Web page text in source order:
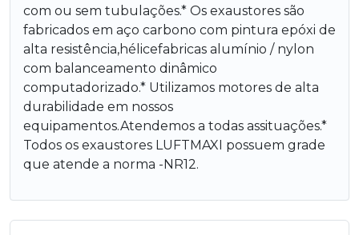
com ou sem tubulações.* Os exaustores são
fabricados em aço carbono com pintura epóxi de
alta resistência,hélicefabricas alumínio / nylon
com balanceamento dinâmico
computadorizado.* Utilizamos motores de alta
durabilidade em nossos
equipamentos.Atendemos a todas assituações.*
Todos os exaustores LUFTMAXI possuem grade
que atende a norma -NR12.